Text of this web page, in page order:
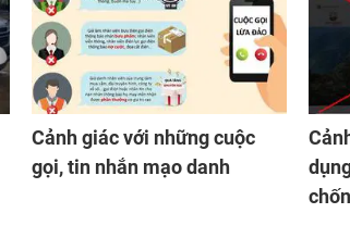
Cảnh giác với những cuộc
gọi, tin nhắn mạo danh